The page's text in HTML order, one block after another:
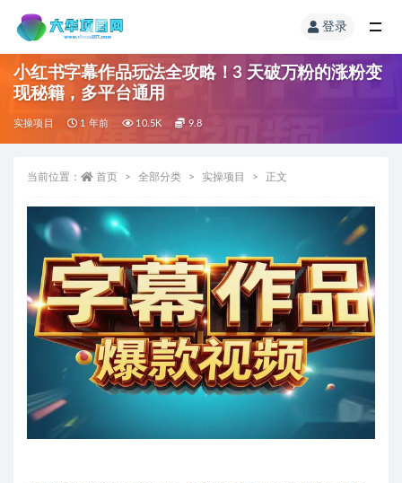
登录
小红书字幕作品玩法全攻略！3 天破万粉的涨粉变
现秘籍，多平台通用
实操项目 1 年前 10.5K 9.8
当前位置： 首页 全部分类 实操项目 正文